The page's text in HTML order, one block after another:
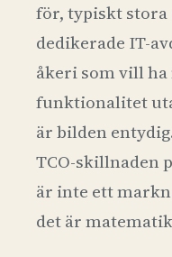
för, typiskt stora
dedikerade IT-
åkeri som vill
funktionalitet
är bilden
TCO-skillnaden
är inte ett
det är